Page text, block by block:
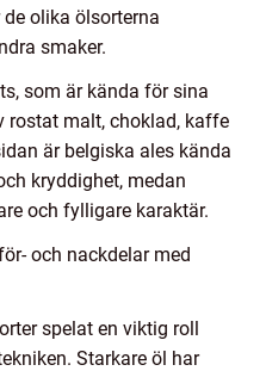
olika ölsorterna
smaker.
som är kända för sina
rostat malt, choklad, kaffe
är belgiska ales kända
kryddighet, medan
och fylligare karaktär.
och nackdelar med
spelat en viktig roll
Starkare öl har